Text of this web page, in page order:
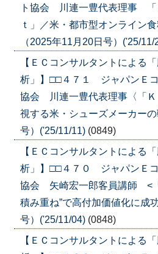
ト協会 川連一豊代表理事 「
ｔ」／米・都市型オンライン
（2025年11月20日号）('25/11/
【ＥＣコンサルタントによる
析」】□□４７１ ジャパンＥ
協会 川連一豊代表理事〈「Ｋ
視する米・シューズメーカー
号）('25/11/11) (0849)
【ＥＣコンサルタントによる
析」】□□４７０ ジャパンＥ
協会 矢崎宏一郎客員講師 <
積み重ね”で高付加価値化に成
号）('25/11/04) (0848)
【ＥＣコンサルタントによる